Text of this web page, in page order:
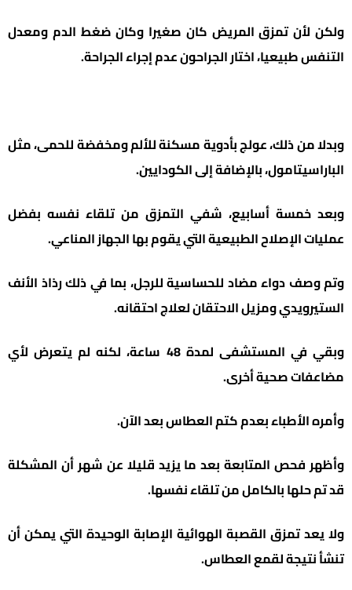
ولكن لأن تمزق المريض كان صغيرا وكان ضغط الدم ومعدل
التنفس طبيعيا، اختار الجراحون عدم إجراء الجراحة.
وبدلا من ذلك، عولج بأدوية مسكنة للألم ومخفضة للحمى، مثل
الباراسيتامول، بالإضافة إلى الكودايين.
وبعد خمسة أسابيع، شفي التمزق من تلقاء نفسه بفضل
عمليات الإصلاح الطبيعية التي يقوم بها الجهاز المناعي.
وتم وصف دواء مضاد للحساسية للرجل، بما في ذلك رذاذ الأنف
الستيرويدي ومزيل الاحتقان لعلاج احتقانه.
وبقي في المستشفى لمدة 48 ساعة، لكنه لم يتعرض لأي
مضاعفات صحية أخرى.
وأمره الأطباء بعدم كتم العطاس بعد الآن.
وأظهر فحص المتابعة بعد ما يزيد قليلا عن شهر أن المشكلة
قد تم حلها بالكامل من تلقاء نفسها.
ولا يعد تمزق القصبة الهوائية الإصابة الوحيدة التي يمكن أن
تنشأ نتيجة لقمع العطاس.